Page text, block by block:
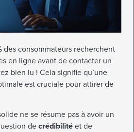
des consommateurs recherchent
en ligne avant de contacter un
bien lu ! Cela signifie qu’une
est cruciale pour attirer de
ne se résume pas à avoir un
de crédibilité et de